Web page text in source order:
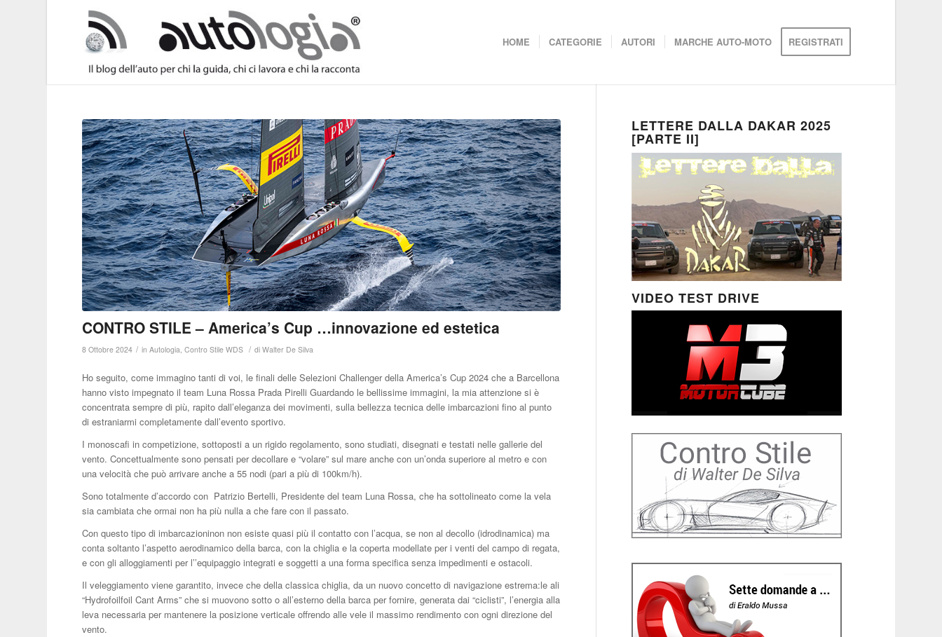
HOME CATEGORIE AUTORI MARCHE AUTO-MOTO REGISTRATI
CONTRO STILE – America’s Cup …innovazione ed estetica
8 Ottobre 2024 / inAutologia ,Contro Stile WDS / diWalter De Silva
Ho seguito, come immagino tanti di voi, le finali delle Selezioni Challenger della America’s Cup 2024 che a Barcellona
hanno visto impegnato il team Luna Rossa Prada Pirelli Guardando le bellissime immagini, la mia attenzione si è
concentrata sempre di più, rapito dall’eleganza dei movimenti, sulla bellezza tecnica delle imbarcazioni fino al punto
di estraniarmi completamente dall’evento sportivo.
I monoscafi in competizione, sottoposti a un rigido regolamento, sono studiati, disegnati e testati nelle gallerie del
vento. Concettualmente sono pensati per decollare e “volare” sul mare anche con un’onda superiore al metro e con
una velocità che può arrivare anche a 55 nodi (pari a più di 100km/h).
Sono totalmente d’accordo con Patrizio Bertelli, Presidente del team Luna Rossa, che ha sottolineato come la vela
sia cambiata che ormai non ha più nulla a che fare con il passato.
Con questo tipo di imbarcazioninon non esiste quasi più il contatto con l’acqua, se non al decollo (idrodinamica) ma
conta soltanto l’aspetto aerodinamico della barca, con la chiglia e la coperta modellate per i venti del campo di regata,
e con gli alloggiamenti per l’’equipaggio integrati e soggetti a una forma specifica senza impedimenti e ostacoli.
Il veleggiamento viene garantito, invece che della classica chiglia, da un nuovo concetto di navigazione estrema:le ali
“Hydrofoilfoil Cant Arms” che si muovono sotto o all’esterno della barca per fornire, generata dai “ciclisti”, l’energia alla
leva necessaria per mantenere la posizione verticale offrendo alle vele il massimo rendimento con ogni direzione del
vento.
LETTERE DALLA DAKAR 2025
[PARTE II]
VIDEO TEST DRIVE